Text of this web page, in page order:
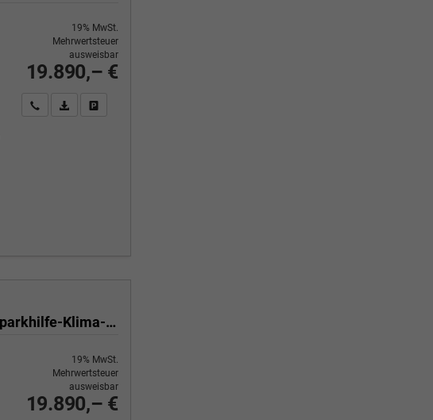
19.890,– €
19% MwSt.
Mehrwertsteuer
ausweisbar
Wir rufen Sie anPDF-Fahrzeugexposé drucken
Yes 1.0 80 PS Sitzheizung-App Connect Wireless-Einparkhilfe-Klima-Sofort
19.890,– €
19% MwSt.
Mehrwertsteuer
ausweisbar